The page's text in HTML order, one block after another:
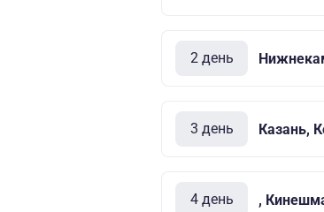
2 день
3 день Казань,
4 день ,